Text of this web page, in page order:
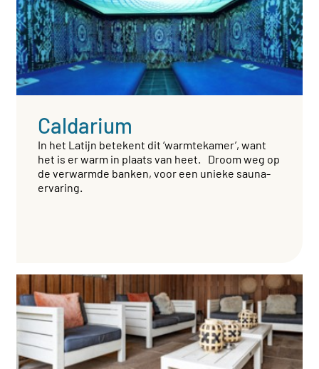
Caldarium
In het Latijn betekent dit ‘warmtekamer’, want
het is er warm in plaats van heet. Droom weg op
de verwarmde banken, voor een unieke sauna-
ervaring.